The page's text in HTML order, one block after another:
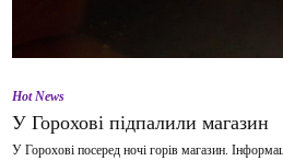
Hot News
У Горохові підпалили магазин
У Горохові посеред ночі горів магазин.